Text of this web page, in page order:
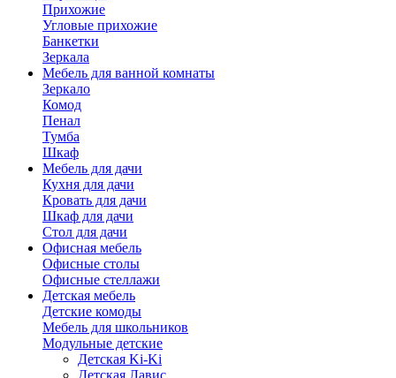
Прихожие
Угловые прихожие
Банкетки
Зеркала
Мебель для ванной комнаты
Зеркало
Комод
Пенал
Тумба
Шкаф
Мебель для дачи
Кухня для дачи
Кровать для дачи
Шкаф для дачи
Стол для дачи
Офисная мебель
Офисные столы
Офисные стеллажи
Детская мебель
Детские комоды
Мебель для школьников
Модульные детские
Детская Ki-Ki
Детская Лавис